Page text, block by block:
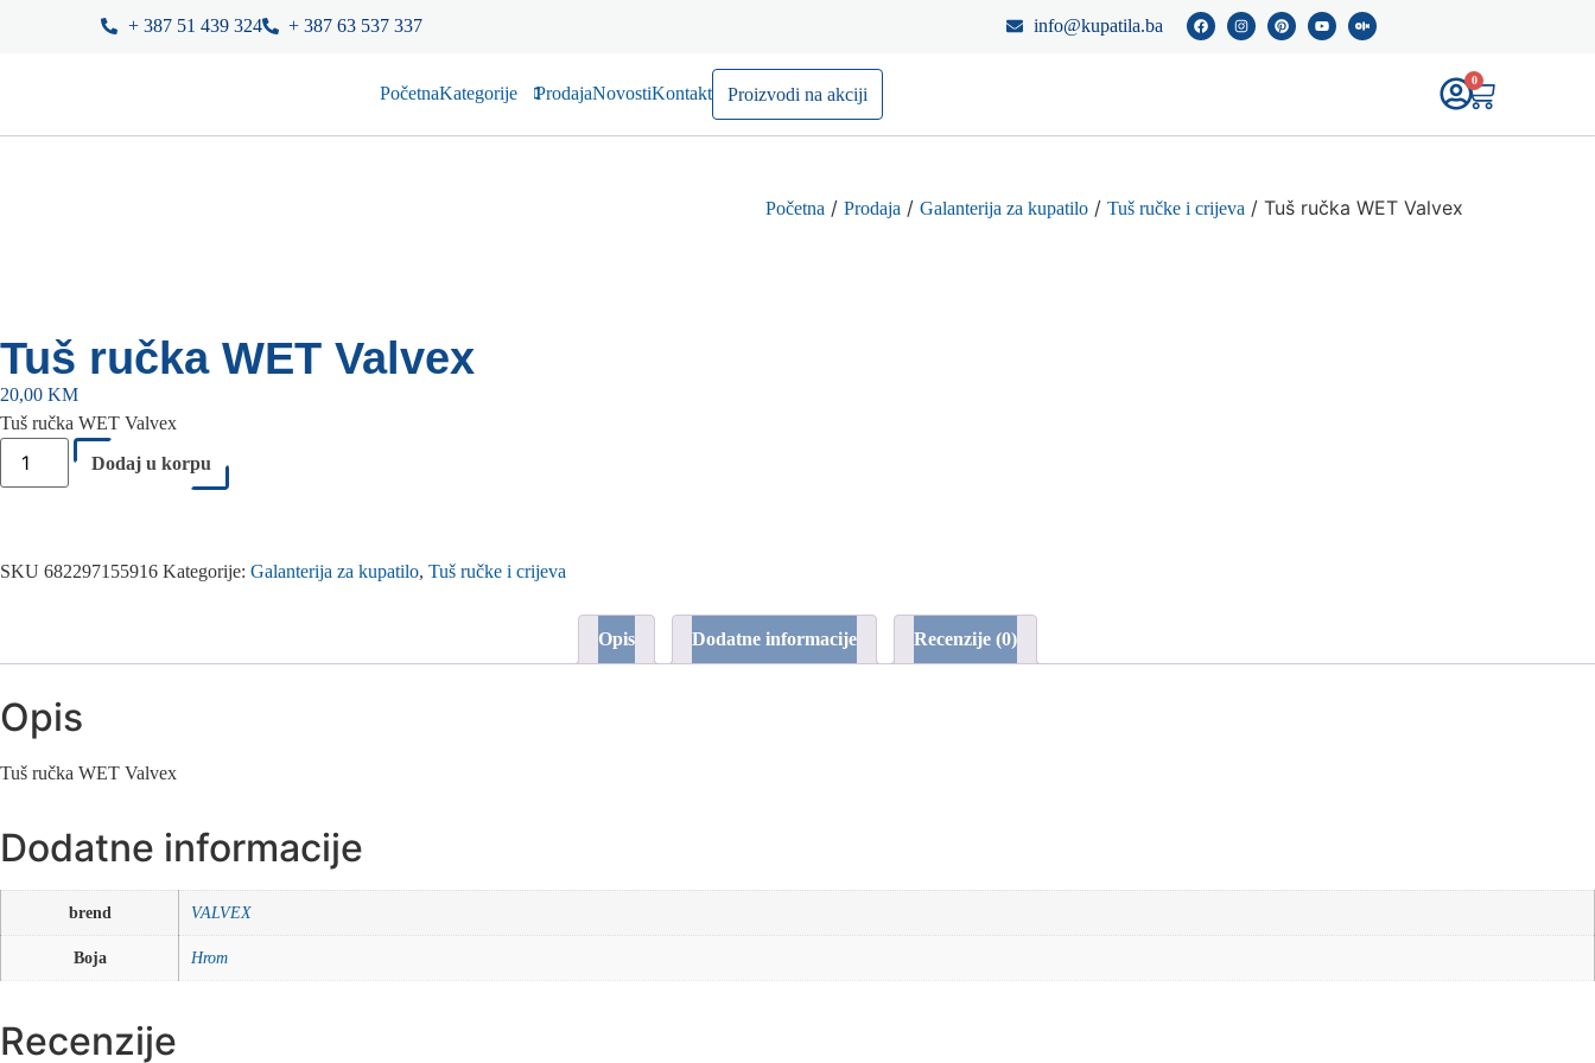
+ 387 51 439 324 + 387 63 537 337 info@kupatila.ba
PočetnaKategorije ProdajaNovostiKontakt Proizvodi na akciji
0
Početna /Prodaja /Galanterija za kupatilo /Tuš ručke i crijeva / Tuš ručka WET Valvex
Tuš ručka WET Valvex
20,00 KM
Tuš ručka WET Valvex
Dodaj u korpu
SKU 682297155916 Kategorije: Galanterija za kupatilo, Tuš ručke i crijeva
Opis Dodatne informacije Recenzije (0)
Opis
Tuš ručka WET Valvex
Dodatne informacije
brend VALVEX
Boja Hrom
Recenzije